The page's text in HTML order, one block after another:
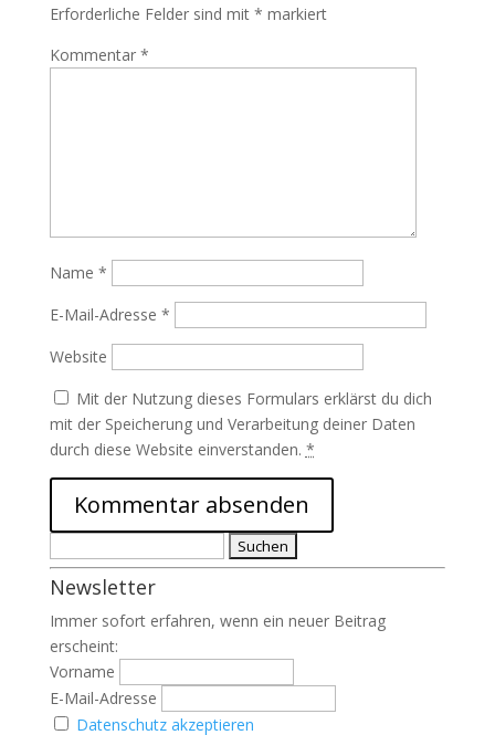
Erforderliche Felder sind mit * markiert
Kommentar *
Name *
E-Mail-Adresse *
Website
Mit der Nutzung dieses Formulars erklärst du dich
mit der Speicherung und Verarbeitung deiner Daten
durch diese Website einverstanden. *
nach:
Newsletter
Immer sofort erfahren, wenn ein neuer Beitrag
erscheint:
Vorname
E-Mail-Adresse
Datenschutz akzeptieren